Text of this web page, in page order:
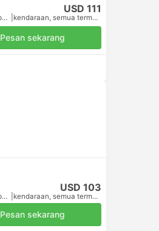
USD 111
Termasuk pajak kendaraan, semua termasuk.
Pesan sekarang
USD 103
Termasuk pajak kendaraan, semua termasuk.
Pesan sekarang